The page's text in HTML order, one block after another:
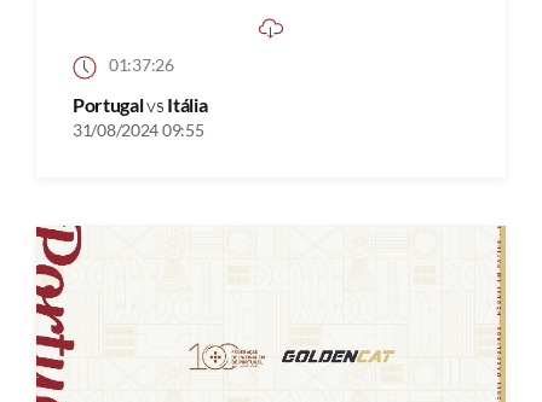
01:37:26
Portugalvs Itália
31/08/2024 09:55